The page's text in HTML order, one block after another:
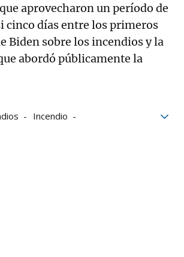
aprovecharon un período de
cinco días entre los primeros
Biden sobre los incendios y la
abordó públicamente la
Incendio